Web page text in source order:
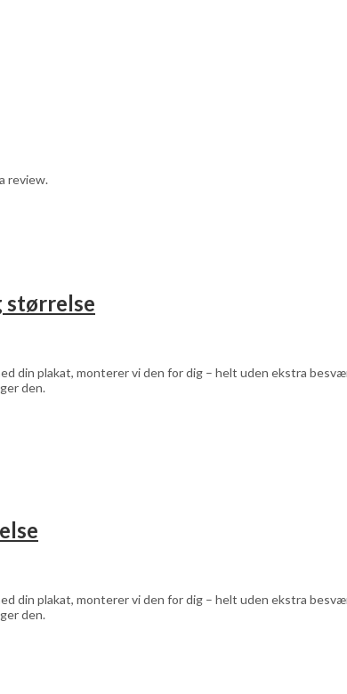
review.
størrelse
din plakat, monterer vi den for dig – helt uden ekstra
den.
din plakat, monterer vi den for dig – helt uden ekstra
den.